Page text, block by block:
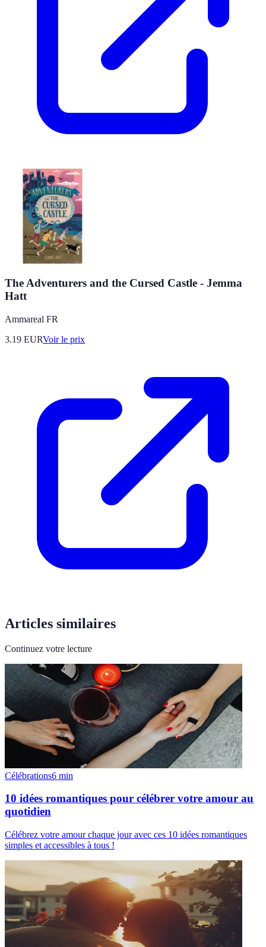
The Adventurers and the Cursed Castle - Jemma
Hatt
Ammareal FR
3.19 EURVoir le prix
Articles similaires
Continuez votre lecture
Célébrations6 min
10 idées romantiques pour célébrer votre amour au
quotidien
Célébrez votre amour chaque jour avec ces 10 idées romantiques
simples et accessibles à tous !